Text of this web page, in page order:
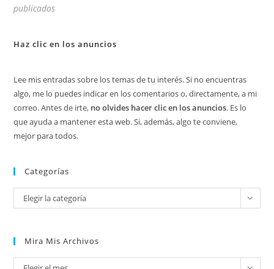
publicados
Haz clic en los anuncios
Lee mis entradas sobre los temas de tu interés. Si no encuentras
algo, me lo puedes indicar en los comentarios o, directamente, a mi
correo. Antes de irte, no olvides hacer clic en los anuncios. Es lo
que ayuda a mantener esta web. Si, además, algo te conviene,
mejor para todos.
Categorías
Categorías
Elegir la categoría
Mira Mis Archivos
Mira